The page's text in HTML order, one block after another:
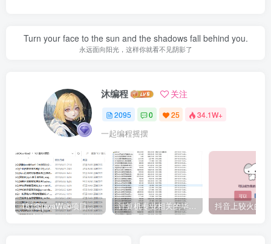
Turn your face to the sun and the shadows fall behind you.
永远面向阳光，这样你就看不见阴影了
沐编程 关注
2095 0 25 34.1W+
一起编程摇摆
161套javaWeb项目源码免费分享 计算机专业相关的毕业设计论文合集免费下载